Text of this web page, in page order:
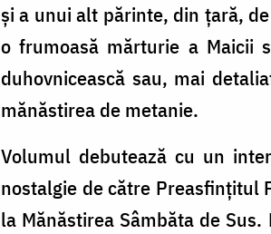
și a unui alt părinte, din țară,
o frumoasă mărturie a Maicii
duhovnicească sau, mai
mănăstirea de metanie.
Volumul debutează cu un
nostalgie de către Preasfințitul
la Mănăstirea Sâmbăta de